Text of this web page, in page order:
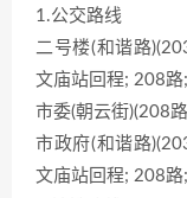
1.公交路线
二号楼(和谐路
文庙站回程; 208
市委(朝云街)(208
市政府(和谐路
文庙站回程; 208